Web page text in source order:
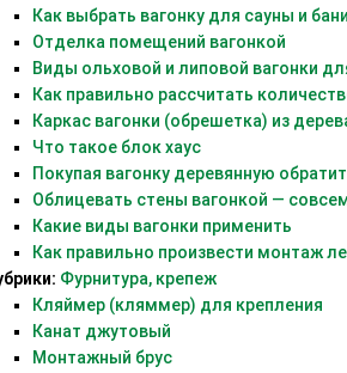
Как выбрать вагонку для сауны и
Отделка помещений вагонкой
Виды ольховой и липовой вагонки
Как правильно рассчитать
Каркас вагонки (обрешетка) из
Что такое блок хаус
Покупая вагонку деревянную
Облицевать стены вагонкой —
Какие виды вагонки применить
Как правильно произвести монтаж
Фурнитура, крепеж
Кляймер (кляммер) для крепления
Канат джутовый
Монтажный брус